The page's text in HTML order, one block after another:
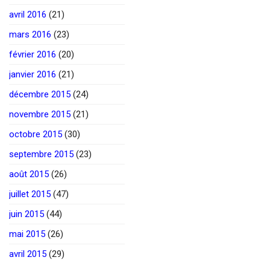
avril 2016 (21)
mars 2016 (23)
février 2016 (20)
janvier 2016 (21)
décembre 2015 (24)
novembre 2015 (21)
octobre 2015 (30)
septembre 2015 (23)
août 2015 (26)
juillet 2015 (47)
juin 2015 (44)
mai 2015 (26)
avril 2015 (29)